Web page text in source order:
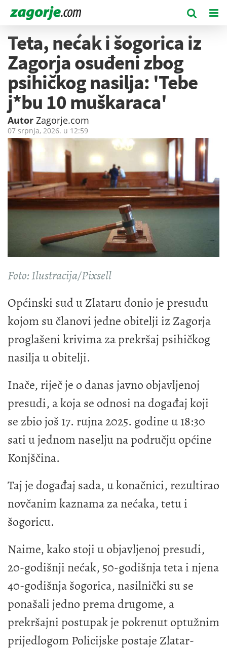
Teta, nećak i šogorica iz
Zagorja osuđeni zbog
psihičkog nasilja: 'Tebe
j*bu 10 muškaraca'
Autor Zagorje.com
07 srpnja, 2026. u 12:59
Foto: Ilustracija/Pixsell
Općinski sud u Zlataru donio je presudu
kojom su članovi jedne obitelji iz Zagorja
proglašeni krivima za prekršaj psihičkog
nasilja u obitelji.
Inače, riječ je o danas javno objavljenoj
presudi, a koja se odnosi na događaj koji
se zbio još 17. rujna 2025. godine u 18:30
sati u jednom naselju na području općine
Konjščina.
Taj je događaj sada, u konačnici, rezultirao
novčanim kaznama za nećaka, tetu i
šogoricu.
Naime, kako stoji u objavljenoj presudi,
20-godišnji nećak, 50-godišnja teta i njena
40-godišnja šogorica, nasilnički su se
ponašali jedno prema drugome, a
prekršajni postupak je pokrenut optužnim
prijedlogom Policijske postaje Zlatar-